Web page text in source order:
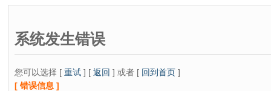
系统发生错误
您可以选择 [ 重试 ] [ 返回 ] 或者 [ 回到首页 ]
[ 错误信息 ]